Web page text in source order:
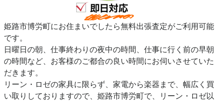
姫路市博労町にお住まいでしたら無料出張査定がご利用可能
です。
日曜日の朝、仕事終わりの夜中の時間、仕事に行く前の早朝
の時間など、お客様のご都合の良い時間にお伺いさせていた
だきます。
リーン・ロゼの家具に限らず、家電から楽器まで、幅広く買
い取りしておりますので、姫路市博労町で、リーン・ロゼ以